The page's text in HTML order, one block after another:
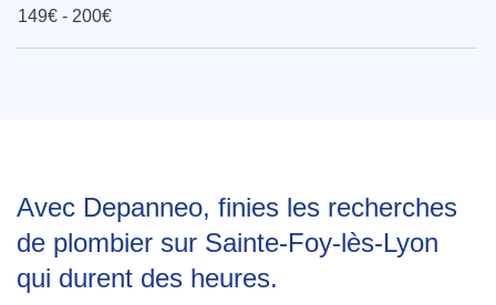
149€ - 200€
Avec Depanneo, finies les recherches
de plombier sur Sainte-Foy-lès-Lyon
qui durent des heures.